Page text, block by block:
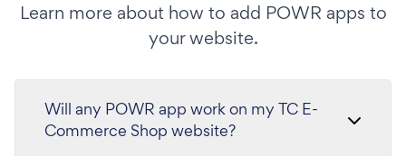
Learn more about how to add POWR apps to
your website.
Will any POWR app work on my TC E-
Commerce Shop website?